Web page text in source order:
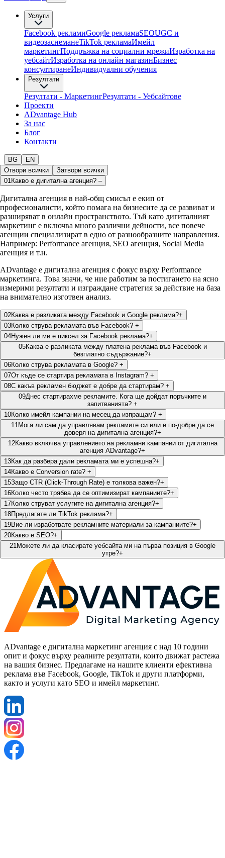
Услуги
Facebook рекламиGoogle рекламаSEOUGC и
видеозаснеманеTikTok рекламaИмейл
маркетингПоддръжка на социални мрежиИзработка на
уебсайтИзработка на онлайн магазинБизнес
консултиране​Индивидуални обучения
Резултати
Резултати - МаркетингРезултати - Уебсайтове
Проекти
ADvantage Hub
За нас
Блог
Контакти
BG
EN
Отвори всички
Затвори всички
01 Какво е дигитална агенция?​ –
Дигитална агенция в най-общ смисъл е екип от
професионалисти, който помага на бизнесите да се развиват и
разширяват в онлайн пространството. Тъй като дигиталният
маркетинг е включва много различни дейности, все повече
агенции специализират в едно от разнообразните направления.
Например: Performance агенция, SEO агенция, Social Media
агенция и т.н.
ADvantage е дигитална агенция с фокус върху Performance
маркетинга. Това значи, че ние работим за постигането на ясно
измерими резултати и изграждане стратегия за действие на база
на внимателно изготвен анализ.
02Каква е разликата между Facebook и Google реклама?+
03Колко струва рекламата във Facebook?​ +
04Нужен ли ми е пиксел за Facebook реклама?+
05Каква е разликата между платена реклама във Facebook и
безплатно съдържание?+
06Колко струва рекламата в Google?​ +
07От къде се стартира рекламата в Instagram?​ +
08С какъв рекламен бюджет е добре да стартирам?​ +
09Днес стартирахме рекламите. Кога ще дойдат поръчките и
запитванията?​ +
10Колко имейл кампании на месец да изпращам?​ +
11 Мога ли сам да управлявам рекламите си или е по-добре да се
доверя на дигитална агенция?+
12Какво включва управлението на рекламни кампании от дигитална
агенция ADvantage?+
13Как да разбера дали рекламата ми е успешна?+
14Какво е Conversion rate?​ +
15Защо CTR (Click-Through Rate) е толкова важен?+
16Колко често трябва да се оптимизират кампаниите?+
17Колко струват услугите на дигитална агенция?+
18Предлагате ли TikTok реклама?+
19Вие ли изработвате рекламните материали за кампаниите?+
20Какво е SEO?+
21 Можете ли да класирате уебсайта ми на първа позиция в Google
утре?+
ADvantage е дигитална маркетинг агенция с над 10 години
опит и фокус върху реалните резултати, които движат растежа
на вашия бизнес. Предлагаме на нашите клиенти ефективна
реклама във Facebook, Google, TikTok и други платформи,
както и услуги като SEO и имейл маркетинг.